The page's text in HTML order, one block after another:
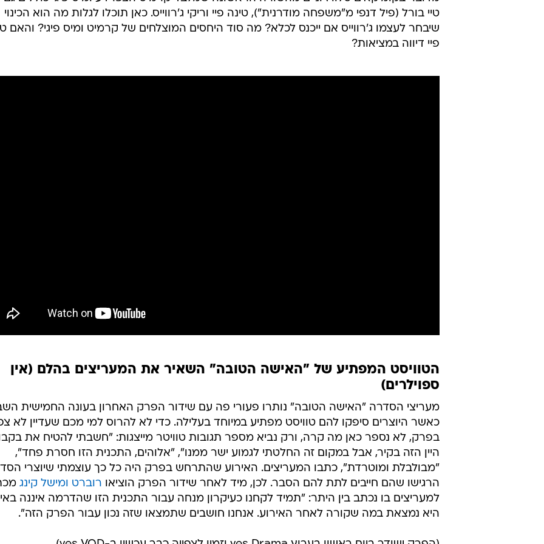
טיי בורל (פיל דנפי מ"משפחה מודרנית"), טינה פיי וריקי ג'רווייס. כאן תוכלו לגלות מה הוא הכינוי
שיבחר לעצמו ג'רווייס אם ייכנס לכלא? מה סוד היחסים המוצלחים של קרמיט ומיס פיגי? והאם
פיי דיווה במציאות?
הטוויסט המפתיע של "האישה הטובה" השאיר את המעריצים בהלם (אין
ספוילרים)
מעריצי הסדרה "האישה הטובה" נותרו פעורי פה עם שידור הפרק האחרון בעונה החמישית
כאשר היוצרים סיפקו להם טוויסט מפתיע במיוחד בעלילה. כדי לא להרוס למי מכם שעדיין לא
בפרק, לא נספר כאן מה קרה, ורק נביא מספר תגובות טוויטר מייצגות: "חשבתי להטיח את
היין הזה בקיר, אבל במקום זה החלטתי לגמוע ישר ממנו", "אלוהים, התכנית הזו חסרת פחד",
"מבולבלת ומוטרדת", כתבו המעריצים. האירוע שהתרחש בפרק היה כל כך עוצמתי שיוצרי
הרגישו שהם חייבים לתת להם הסבר. לכן, מיד לאחר שידור הפרק הוציאו רוברט ומישל קינג
למעריצים בו נכתב בין היתר: "תמיד לקחנו כעיקרון מנחה עבור התכנית הזו שהדרמה איננה
היא נמצאת במה שקורה לאחר האירוע. אנחנו חושבים שתמצאו שזה נכון עבור הפרק הזה".